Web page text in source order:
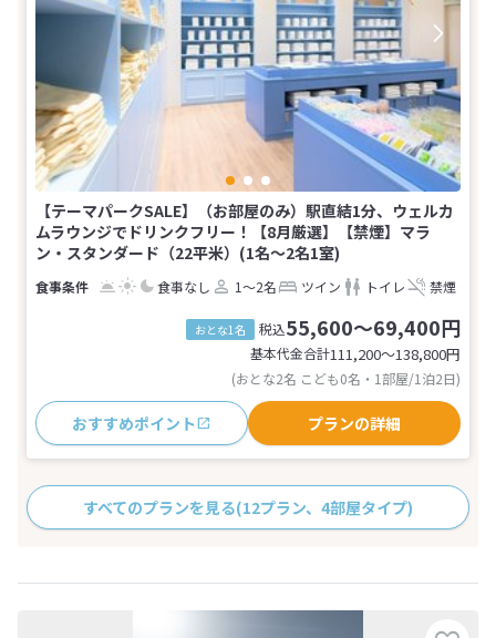
【テーマパークSALE】（お部屋のみ）駅直結1分、ウェルカ
ムラウンジでドリンクフリー！【8月厳選】【禁煙】マラ
ン・スタンダード（22平米）(1名～2名1室)
食事なし 1～2名 ツイン トイレ 禁煙
おとな1名 税込55,600～69,400円
基本代金合計111,200〜138,800円
(おとな2名 こども0名・1部屋/1泊2日)
おすすめポイント プランの詳細
すべてのプランを見る(12プラン、4部屋タイプ)